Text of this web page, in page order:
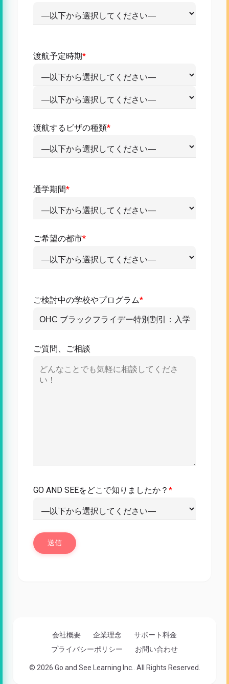
渡航予定時期*
渡航するビザの種類*
通学期間*
ご希望の都市*
ご検討中の学校やプログラム*
ご質問、ご相談
GO AND SEEをどこで知りましたか？ *
会社概要 企業理念
サポート料金
プライバシーポリシー
お問い合わせ
© 2026 Go and See Learning Inc.. All Rights Reserved.